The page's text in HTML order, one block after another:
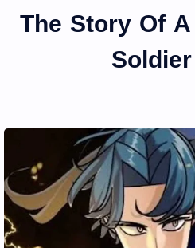
8. The Story Of